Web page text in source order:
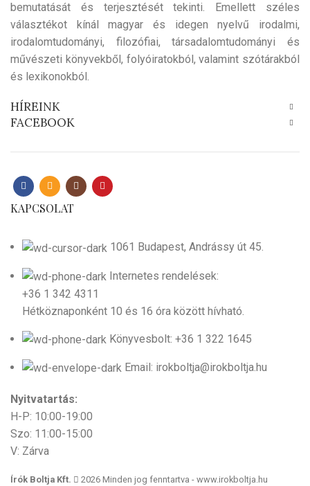
bemutatását és terjesztését tekinti. Emellett széles
választékot kínál magyar és idegen nyelvű irodalmi,
irodalomtudományi, filozófiai, társadalomtudományi és
művészeti könyvekből, folyóiratokból, valamint szótárakból
és lexikonokból.
HÍREINK
FACEBOOK
KAPCSOLAT
1061 Budapest, Andrássy út 45.
Internetes rendelések:
+36 1 342 4311
Hétköznaponként 10 és 16 óra között hívható.
Könyvesbolt: +36 1 322 1645
Email: irokboltja@irokboltja.hu
Nyitvatartás:
H-P: 10:00-19:00
Szo: 11:00-15:00
V: Zárva
Írók Boltja Kft. 2026 Minden jog fenntartva - www.irokboltja.hu